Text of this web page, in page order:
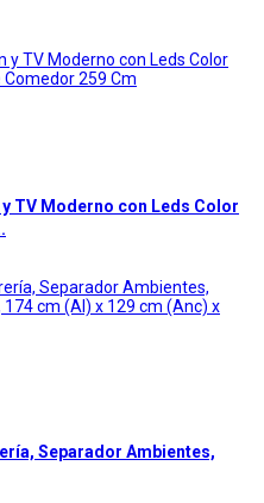
TV Moderno con Leds Color
Separador Ambientes,